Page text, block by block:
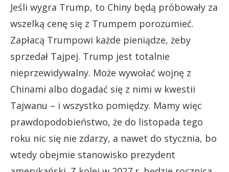
Jeśli wygra Trump, to Chiny będą próbowały za
wszelką cenę się z Trumpem porozumieć.
Zapłacą Trumpowi każde pieniądze, żeby
sprzedał Tajpej. Trump jest totalnie
nieprzewidywalny. Może wywołać wojnę z
Chinami albo dogadać się z nimi w kwestii
Tajwanu – i wszystko pomiędzy. Mamy więc
prawdopodobieństwo, że do listopada tego
roku nic się nie zdarzy, a nawet do stycznia, bo
wtedy obejmie stanowisko prezydent